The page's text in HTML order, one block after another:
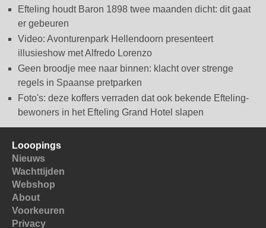
Efteling houdt Baron 1898 twee maanden dicht: dit gaat
er gebeuren
Video: Avonturenpark Hellendoorn presenteert
illusieshow met Alfredo Lorenzo
Geen broodje mee naar binnen: klacht over strenge
regels in Spaanse pretparken
Foto's: deze koffers verraden dat ook bekende Efteling-
bewoners in het Efteling Grand Hotel slapen
Looopings
Nieuws
Wachttijden
Webshop
About
Voorkeuren
Privacy